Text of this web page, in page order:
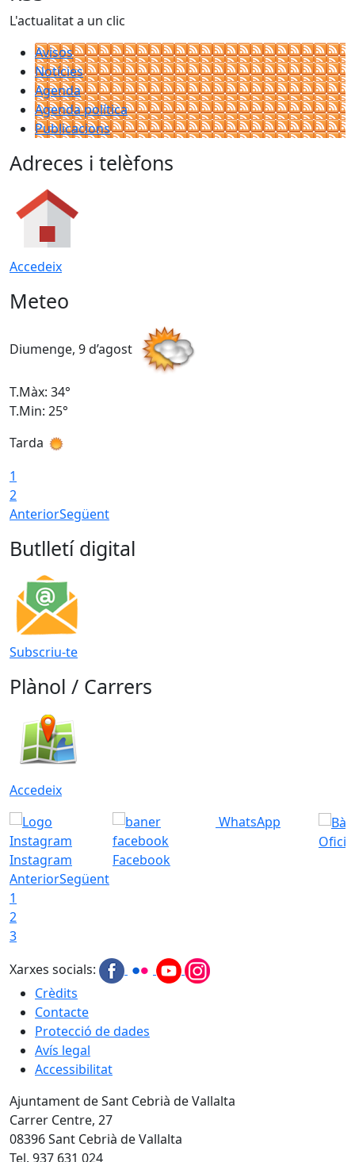
L'actualitat a un clic
Avisos
Notícies
Agenda
Agenda política
Publicacions
Adreces i telèfons
Accedeix
Meteo
Diumenge, 9 d’agost
T.Màx: 34°
T.Min: 25°
Tarda
1
2
AnteriorSegüent
Butlletí digital
Subscriu-te
Plànol / Carrers
Accedeix
Instagram Facebook
WhatsApp
AnteriorSegüent
1
2
3
Xarxes socials:
Crèdits
Contacte
Protecció de dades
Avís legal
Accessibilitat
Ajuntament de Sant Cebrià de Vallalta
Carrer Centre, 27
08396 Sant Cebrià de Vallalta
Tel. 937 631 024